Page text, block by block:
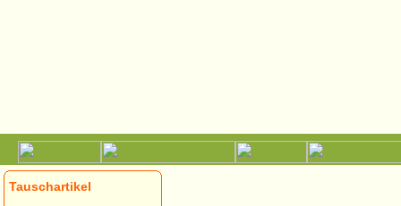
Tauschartikel